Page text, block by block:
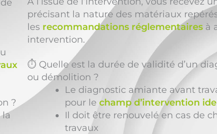
?
précisant la nature des matériaux
les recommandations réglementaires à
intervention.
⏱️ Quelle est la durée de validité d’un
ou démolition ?
Le diagnostic amiante avant
pour le champ d’intervention
Il doit être renouvelé en cas de
travaux